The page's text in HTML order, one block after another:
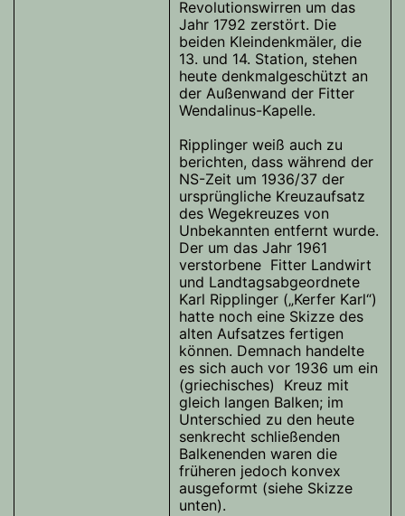
Revolutionswirren um das
Jahr 1792 zerstört. Die
beiden Kleindenkmäler, die
13. und 14. Station, stehen
heute denkmalgeschützt an
der Außenwand der Fitter
Wendalinus-Kapelle.
Ripplinger weiß auch zu
berichten, dass während der
NS-Zeit um 1936/37 der
ursprüngliche Kreuzaufsatz
des Wegekreuzes von
Unbekannten entfernt wurde.
Der um das Jahr 1961
verstorbene Fitter Landwirt
und Landtagsabgeordnete
Karl Ripplinger („Kerfer Karl“)
hatte noch eine Skizze des
alten Aufsatzes fertigen
können. Demnach handelte
es sich auch vor 1936 um ein
(griechisches) Kreuz mit
gleich langen Balken; im
Unterschied zu den heute
senkrecht schließenden
Balkenenden waren die
früheren jedoch konvex
ausgeformt (siehe Skizze
unten).